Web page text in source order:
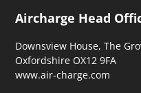
Aircharge Head
Downsview House, The
Oxfordshire OX12 9FA
www.air-charge.com